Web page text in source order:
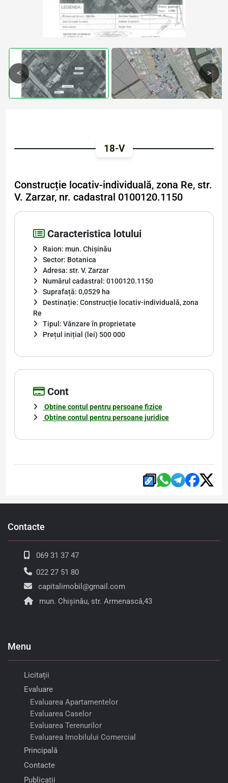
< >
18-V
Construcție locativ-individuală, zona Re, str.
V. Zarzar, nr. cadastral 0100120.1150
Caracteristica lotului
Raion: mun. Chișinău
Sector: Botanica
Adresa: str. V. Zarzar
Numărul cadastral: 0100120.1150
Suprafață: 0,0529 ha
Destinație: Construcție locativ-individuală, zona
Re
Tipul: Vânzare în proprietate
Prețul inițial (lei) 500 000
Cont
Obține contul pentru persoane fizice
Obține contul pentru persoane juridice
Contacte
069 31 37 47
022 27 51 80
capitalimobil@gmail.com
mun. Chișinău, str. Armenască,43
Menu
Licitații
Evaluare
Evaluarea Apartamentelor
Evaluarea Caselor
Evaluarea Terenurilor
Evaluarea Imobilului Comercial
Principală
Contacte
Publicații